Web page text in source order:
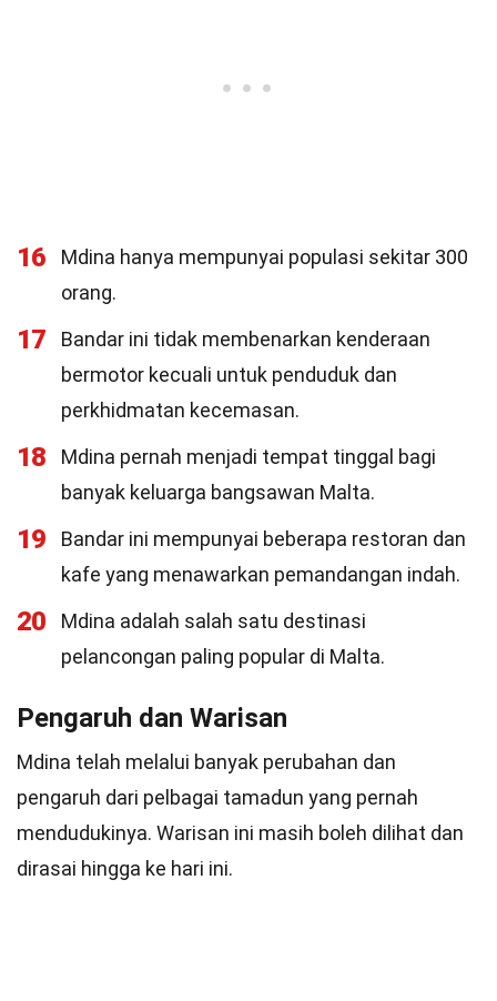
16
Mdina hanya mempunyai populasi sekitar 300
orang.
17
Bandar ini tidak membenarkan kenderaan
bermotor kecuali untuk penduduk dan
perkhidmatan kecemasan.
18
Mdina pernah menjadi tempat tinggal bagi
banyak keluarga bangsawan Malta.
19
Bandar ini mempunyai beberapa restoran dan
kafe yang menawarkan pemandangan indah.
20
Mdina adalah salah satu destinasi
pelancongan paling popular di Malta.
Pengaruh dan Warisan
Mdina telah melalui banyak perubahan dan
pengaruh dari pelbagai tamadun yang pernah
mendudukinya. Warisan ini masih boleh dilihat dan
dirasai hingga ke hari ini.